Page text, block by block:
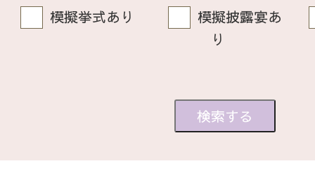
模擬挙式あり
模擬披露宴あ
り